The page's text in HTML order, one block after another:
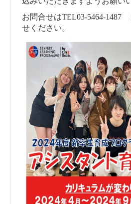
お問合せはTEL03-5464-1487
せください。